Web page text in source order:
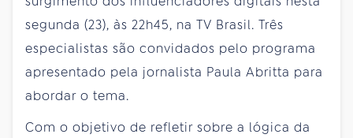
segunda (23), às 22h45, na TV Brasil. Três
especialistas são convidados pelo programa
apresentado pela jornalista Paula Abritta para
abordar o tema.
Com o objetivo de refletir sobre a lógica da